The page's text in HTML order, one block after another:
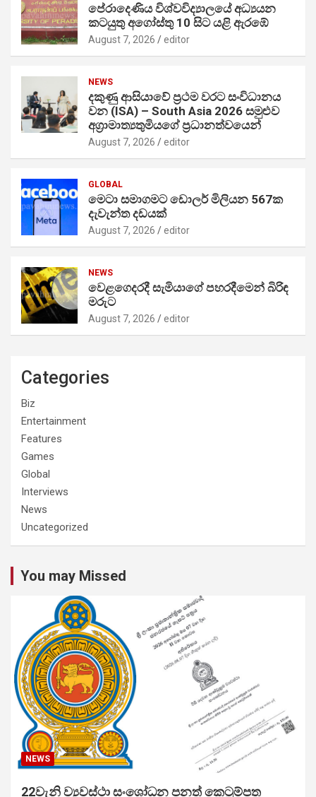
පේරාදෙණිය විශ්වවිද්‍යාලයේ අධ්‍යයන
කටයුතු අගෝස්තු 10 සිට යළි ඇරඹේ
August 7, 2026 editor
NEWS
දකුණු ආසියාවේ ප්‍රථම වරට සංවිධානය
වන (ISA) – South Asia 2026 සමුළුව
අග්‍රාමාත්‍යතුමියගේ ප්‍රධානත්වයෙන්
August 7, 2026 editor
GLOBAL
මෙටා සමාගමට ඩොලර් මිලියන 567ක
දැවැන්ත දඩයක්
August 7, 2026 editor
NEWS
වෙළගෙදරදී සැමියාගේ පහරදීමෙන් බිරිඳ
මරුට
August 7, 2026 editor
Categories
Biz
Entertainment
Features
Games
Global
Interviews
News
Uncategorized
You may Missed
NEWS
22වැනි ව්‍යවස්ථා සංශෝධන පනත් කෙටුම්පත